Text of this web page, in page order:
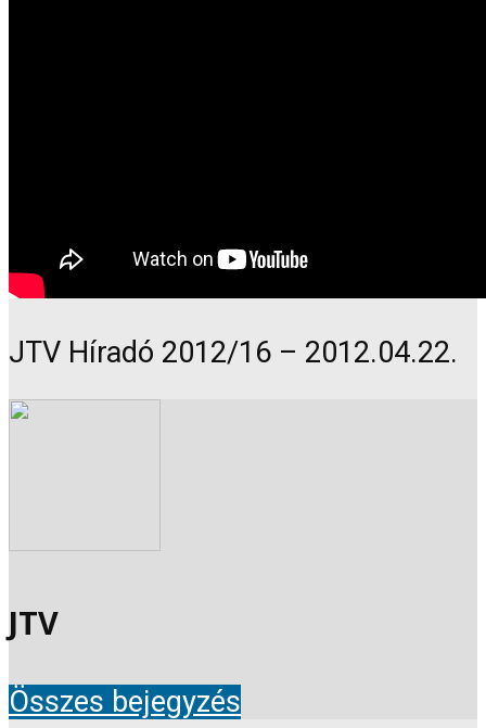
JTV Híradó 2012/16 – 2012.04.22.
JTV
Összes bejegyzés